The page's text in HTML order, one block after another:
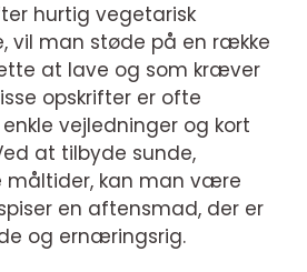
hurtig vegetarisk
vil man støde på en række
at lave og som kræver
opskrifter er ofte
vejledninger og kort
at tilbyde sunde,
kan man være
en aftensmad, der er
og ernæringsrig.